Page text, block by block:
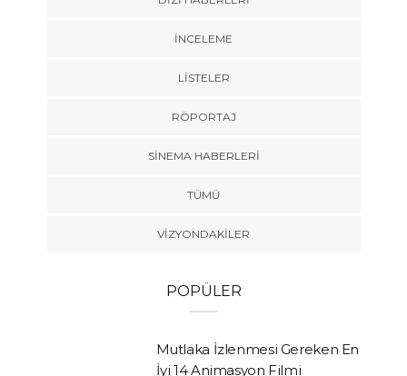
İNCELEME
LISTELER
RÖPORTAJ
SINEMA HABERLERI
TÜMÜ
VIZYONDAKILER
POPÜLER
Mutlaka İzlenmesi Gereken En
İyi 14 Animasyon Filmi